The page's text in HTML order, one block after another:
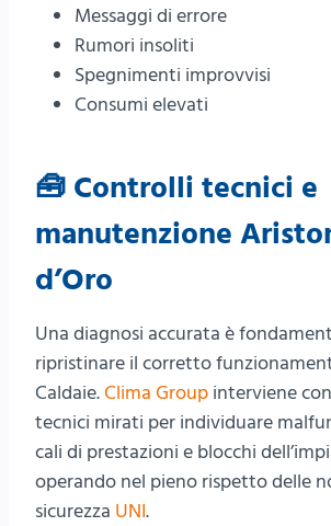
Messaggi di errore
Rumori insoliti
Spegnimenti improvvisi
Consumi elevati
🧰 Controlli tecnici e
manutenzione
d’Oro
Una diagnosi accurata è
ripristinare il corretto
Caldaie.Clima Group interviene
tecnici mirati per individuare
cali di prestazioni e blocchi
operando nel pieno rispetto delle
sicurezza UNI.